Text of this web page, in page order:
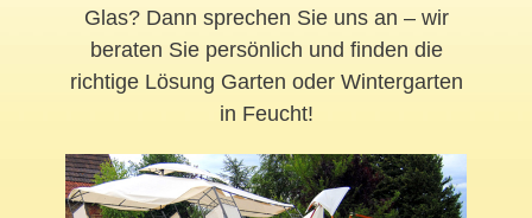
Glas? Dann sprechen Sie uns an – wir
beraten Sie persönlich und finden die
richtige Lösung Garten oder Wintergarten
in Feucht!